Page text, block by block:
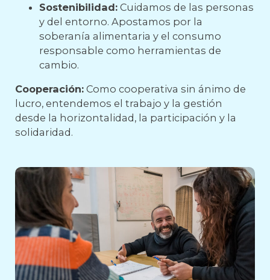
Sostenibilidad:Cuidamos de las personas
y del entorno. Apostamos por la
soberanía alimentaria y el consumo
responsable como herramientas de
cambio.
Cooperación:Como cooperativa sin ánimo de
lucro, entendemos el trabajo y la gestión
desde la horizontalidad, la participación y la
solidaridad.